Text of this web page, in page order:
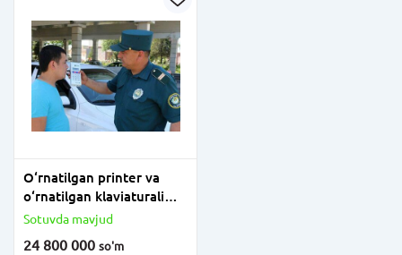
O‘rnatilgan printer va
o‘rnatilgan klaviaturali
AKPE-01M-03 alkogol
Sotuvda mavjud
24 800 000 so'm